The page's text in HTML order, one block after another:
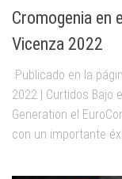
Cromogenia en
Vicenza 2022
Publicado en la
2022 | Curtidos Bajo
Generation el
con un importante